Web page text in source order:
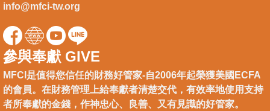
info@mfci-tw.org
參與奉獻 GIVE
MFCI是值得您信任的財務好管家-自2006年起榮獲美國ECFA
的會員。在財務管理上給奉獻者清楚交代，有效率地使用支持
者所奉獻的金錢，作神忠心、良善、又有見識的好管家。